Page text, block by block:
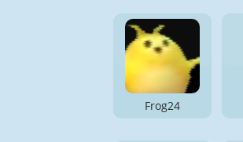
Frog24